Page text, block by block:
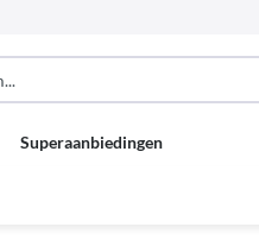
Superaanbiedingen